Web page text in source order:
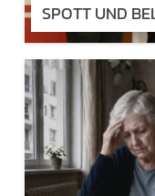
SPOTT UND